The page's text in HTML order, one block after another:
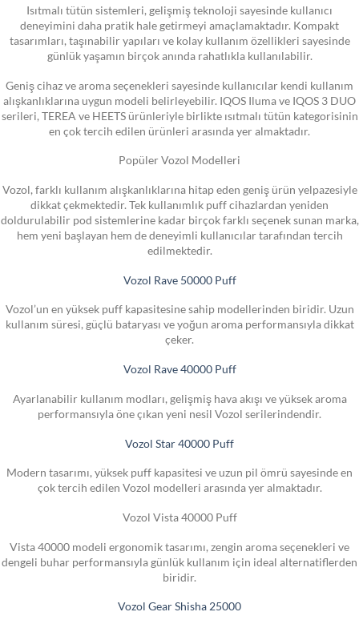
Isıtmalı tütün sistemleri, gelişmiş teknoloji sayesinde kullanıcı
deneyimini daha pratik hale getirmeyi amaçlamaktadır. Kompakt
tasarımları, taşınabilir yapıları ve kolay kullanım özellikleri sayesinde
günlük yaşamın birçok anında rahatlıkla kullanılabilir.
Geniş cihaz ve aroma seçenekleri sayesinde kullanıcılar kendi kullanım
alışkanlıklarına uygun modeli belirleyebilir. IQOS Iluma ve IQOS 3 DUO
serileri, TEREA ve HEETS ürünleriyle birlikte ısıtmalı tütün kategorisinin
en çok tercih edilen ürünleri arasında yer almaktadır.
Popüler Vozol Modelleri
Vozol, farklı kullanım alışkanlıklarına hitap eden geniş ürün yelpazesiyle
dikkat çekmektedir. Tek kullanımlık puff cihazlardan yeniden
doldurulabilir pod sistemlerine kadar birçok farklı seçenek sunan marka,
hem yeni başlayan hem de deneyimli kullanıcılar tarafından tercih
edilmektedir.
Vozol Rave 50000 Puff
Vozol’un en yüksek puff kapasitesine sahip modellerinden biridir. Uzun
kullanım süresi, güçlü bataryası ve yoğun aroma performansıyla dikkat
çeker.
Vozol Rave 40000 Puff
Ayarlanabilir kullanım modları, gelişmiş hava akışı ve yüksek aroma
performansıyla öne çıkan yeni nesil Vozol serilerindendir.
Vozol Star 40000 Puff
Modern tasarımı, yüksek puff kapasitesi ve uzun pil ömrü sayesinde en
çok tercih edilen Vozol modelleri arasında yer almaktadır.
Vozol Vista 40000 Puff
Vista 40000 modeli ergonomik tasarımı, zengin aroma seçenekleri ve
dengeli buhar performansıyla günlük kullanım için ideal alternatiflerden
biridir.
Vozol Gear Shisha 25000